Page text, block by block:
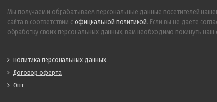
Мы получаем и обрабатываем персональные данные посетителей
сайта в соответствии с официальной политикой. Если вы не даете
обработку своих персональных данных, вам необходимо покинуть наш
Политика персональных данных
Договор оферта
Опт